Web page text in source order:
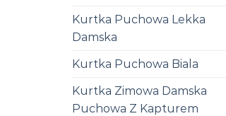
Kurtka Puchowa Lekka
Damska
Kurtka Puchowa Biala
Kurtka Zimowa Damska
Puchowa Z Kapturem